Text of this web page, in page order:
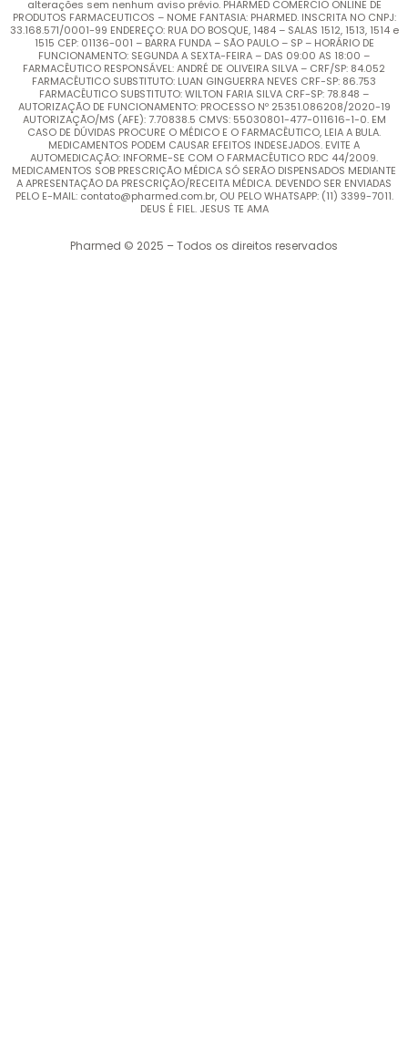
alterações sem nenhum aviso prévio. PHARMED COMERCIO ONLINE DE
PRODUTOS FARMACEUTICOS – NOME FANTASIA: PHARMED. INSCRITA NO CNPJ:
33.168.571/0001-99 ENDEREÇO: RUA DO BOSQUE, 1484 – SALAS 1512, 1513, 1514 e
1515 CEP: 01136-001 – BARRA FUNDA – SÃO PAULO – SP – HORÁRIO DE
FUNCIONAMENTO: SEGUNDA A SEXTA-FEIRA – DAS 09:00 AS 18:00 –
FARMACÊUTICO RESPONSÁVEL: ANDRÉ DE OLIVEIRA SILVA – CRF/SP: 84.052
FARMACÊUTICO SUBSTITUTO: LUAN GINGUERRA NEVES CRF-SP: 86.753
FARMACÊUTICO SUBSTITUTO: WILTON FARIA SILVA CRF-SP: 78.848 –
AUTORIZAÇÃO DE FUNCIONAMENTO: PROCESSO Nº 25351.086208/2020-19
AUTORIZAÇÃO/MS (AFE): 7.70838.5 CMVS: 55030801-477-011616-1-0. EM
CASO DE DÚVIDAS PROCURE O MÉDICO E O FARMACÊUTICO, LEIA A BULA.
MEDICAMENTOS PODEM CAUSAR EFEITOS INDESEJADOS. EVITE A
AUTOMEDICAÇÃO: INFORME-SE COM O FARMACÊUTICO RDC 44/2009.
MEDICAMENTOS SOB PRESCRIÇÃO MÉDICA SÓ SERÃO DISPENSADOS MEDIANTE
A APRESENTAÇÃO DA PRESCRIÇÃO/RECEITA MÉDICA. DEVENDO SER ENVIADAS
PELO E-MAIL: contato@pharmed.com.br, OU PELO WHATSAPP: (11) 3399-7011.
DEUS É FIEL. JESUS TE AMA
Pharmed © 2025 – Todos os direitos reservados